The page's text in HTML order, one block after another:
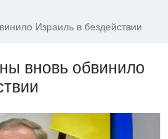
Израиль в бездействии
вновь обвинило